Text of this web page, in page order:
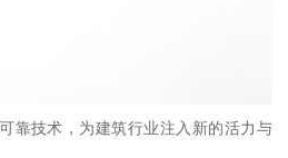
靠技术，为建筑行业注入新的活力与